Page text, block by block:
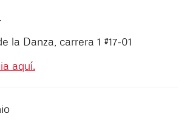
la Danza, carrera 1 #17-01
aquí.